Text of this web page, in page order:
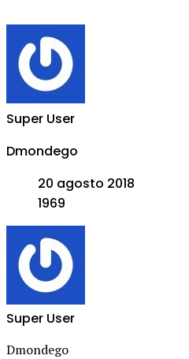
Super User
Dmondego
20 agosto 2018
1969
Super User
Dmondego